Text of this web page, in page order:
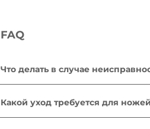
FAQ
Что делать в случае
находится в рабочем
отремонтировать его. Отнесите
Какой уход требуется для